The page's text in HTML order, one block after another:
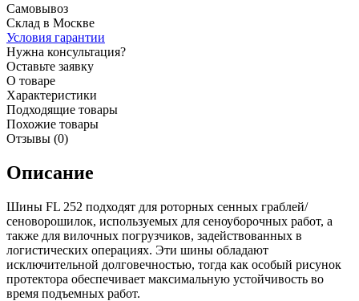
Самовывоз
Склад в Москве
Условия гарантии
Нужна консультация?
Оставьте заявку
О товаре
Характеристики
Подходящие товары
Похожие товары
Отзывы (0)
Описание
Шины FL 252 подходят для роторных сенных граблей/
сеноворошилок, используемых для сеноуборочных работ, а
также для вилочных погрузчиков, задействованных в
логистических операциях. Эти шины обладают
исключительной долговечностью, тогда как особый рисунок
протектора обеспечивает максимальную устойчивость во
время подъемных работ.